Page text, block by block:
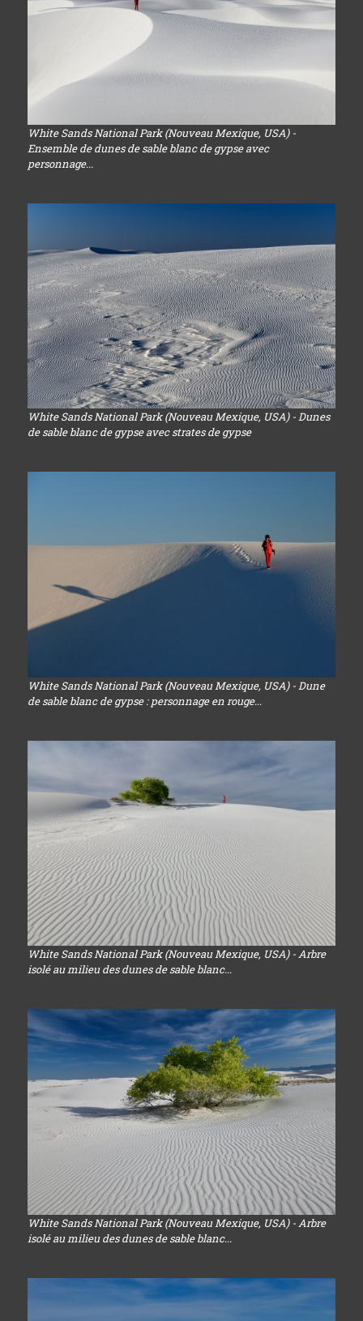
White Sands National Park (Nouveau Mexique, USA) -
Ensemble de dunes de sable blanc de gypse avec
personnage...
White Sands National Park (Nouveau Mexique, USA) - Dunes
de sable blanc de gypse avec strates de gypse
White Sands National Park (Nouveau Mexique, USA) - Dune
de sable blanc de gypse : personnage en rouge...
White Sands National Park (Nouveau Mexique, USA) - Arbre
isolé au milieu des dunes de sable blanc...
White Sands National Park (Nouveau Mexique, USA) - Arbre
isolé au milieu des dunes de sable blanc...